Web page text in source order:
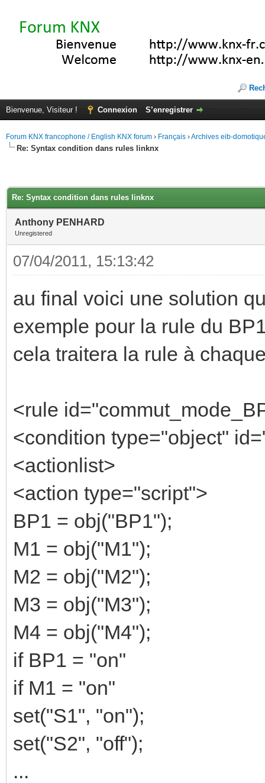
Bienvenue, Visiteur ! Connexion S’enregistrer
Forum KNX francophone / English KNX forum › Français ›Archives eib-
Re: Syntax condition dans rules linknx
Re: Syntax condition dans rules linknx
Anthony PENHARD
Unregistered
07/04/2011, 15:13:42
au final voici une solution
exemple pour la rule du
cela traitera la rule à
<rule
<condition type="object"
<actionlist>
<action type="script">
BP1 = obj("BP1");
M1 = obj("M1");
M2 = obj("M2");
M3 = obj("M3");
M4 = obj("M4");
if BP1 = "on"
if M1 = "on"
set("S1", "on");
set("S2", "off");
...